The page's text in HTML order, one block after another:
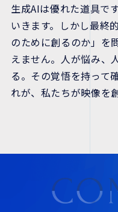
生成AIは優れた道具で
いきます。しかし最終
のために創るのか」を
えません。人が悩み、
る。その覚悟を持って
れが、私たちが映像を